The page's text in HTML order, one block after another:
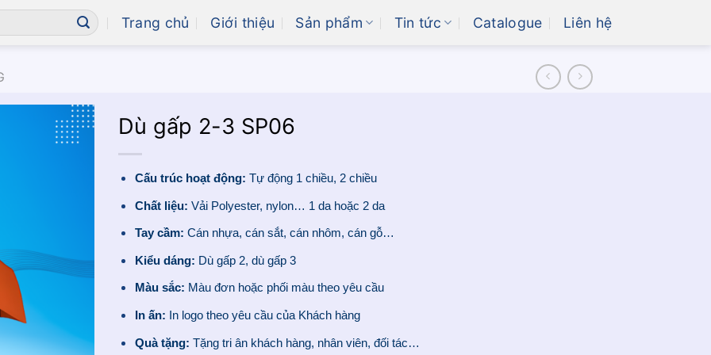
Trang chủ Giới thiệu Sản phẩm Tin tức Catalogue Liên hệ
Dù gấp 2-3 SP06
Cấu trúc hoạt động: Tự động 1 chiều, 2 chiều
Chất liệu: Vải Polyester, nylon… 1 da hoặc 2 da
Tay cầm: Cán nhựa, cán sắt, cán nhôm, cán gỗ…
Kiểu dáng: Dù gấp 2, dù gấp 3
Màu sắc: Màu đơn hoặc phối màu theo yêu cầu
In ấn: In logo theo yêu cầu của Khách hàng
Quà tặng: Tặng tri ân khách hàng, nhân viên, đối tác…